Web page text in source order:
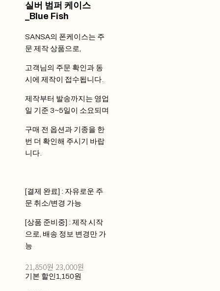
실버 범퍼 케이스
_Blue Fish
SANSA의 폰케이스는 주
문 제작 상품으로,
고객님의 주문 확인과 동
시에 제작이 접수됩니다.
제작부터 발송까지는 영업
일 기준 3~5일이 소요되며
구매 전 옵션과 기종을 한
번 더 확인해 주시기 바랍
니다.
[결제 완료] : 자유로운 주
문 취소/변경 가능
[상품 준비중] : 제작 시작
으로, 배송 정보 변경만 가
능
21,850원 23,000원
기본 할인 1,150원